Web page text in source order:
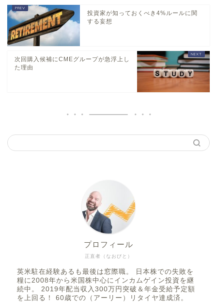
投資家が知っておくべき4%ルールに関
する妄想
次回購入候補にCMEグループが急浮上し
た理由
正直者（なおびと）
プロフィール
英米駐在経験あるも最後は窓際職。 日本株での失敗を
糧に2008年から米国株中心にインカムゲイン投資を継
続中。 2019年配当収入300万円突破＆年金受給予定額
を上回る！ 60歳での（アーリー）リタイヤ達成済。